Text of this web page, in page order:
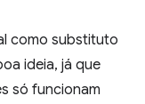
como substituto
ideia, já que
só funcionam